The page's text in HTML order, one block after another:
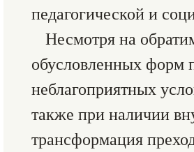
педагогической и
Несмотря на
обусловленных форм
неблагоприятных
также при наличии
трансформация